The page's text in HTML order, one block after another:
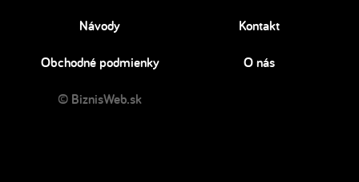
Návody Kontakt
Obchodné podmienky O nás
© BiznisWeb.sk